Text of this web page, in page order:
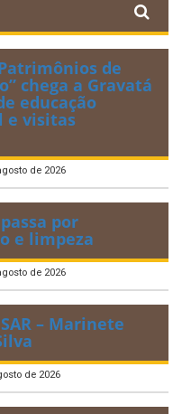
de
chega a Gravatá
educação
e visitas
de 2026
por
e limpeza
de 2026
– Marinete
de 2026